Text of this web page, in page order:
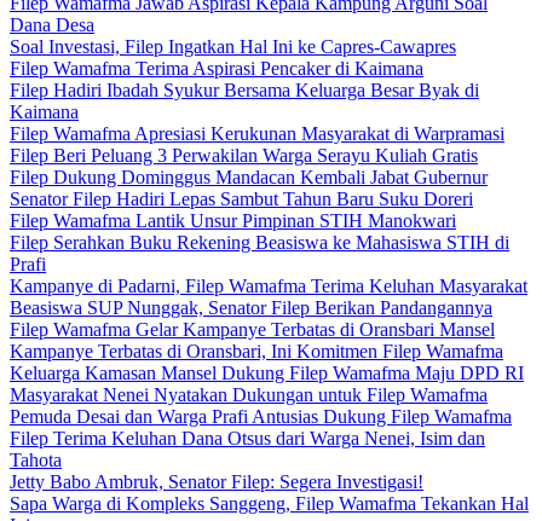
Dana Desa
Soal Investasi, Filep Ingatkan Hal Ini ke Capres-Cawapres
Filep Wamafma Terima Aspirasi Pencaker di Kaimana
Filep Hadiri Ibadah Syukur Bersama Keluarga Besar Byak di
Kaimana
Filep Wamafma Apresiasi Kerukunan Masyarakat di Warpramasi
Filep Beri Peluang 3 Perwakilan Warga Serayu Kuliah Gratis
Filep Dukung Dominggus Mandacan Kembali Jabat Gubernur
Senator Filep Hadiri Lepas Sambut Tahun Baru Suku Doreri
Filep Wamafma Lantik Unsur Pimpinan STIH Manokwari
Filep Serahkan Buku Rekening Beasiswa ke Mahasiswa STIH di
Prafi
Kampanye di Padarni, Filep Wamafma Terima Keluhan Masyarakat
Beasiswa SUP Nunggak, Senator Filep Berikan Pandangannya
Filep Wamafma Gelar Kampanye Terbatas di Oransbari Mansel
Kampanye Terbatas di Oransbari, Ini Komitmen Filep Wamafma
Keluarga Kamasan Mansel Dukung Filep Wamafma Maju DPD RI
Masyarakat Nenei Nyatakan Dukungan untuk Filep Wamafma
Pemuda Desai dan Warga Prafi Antusias Dukung Filep Wamafma
Filep Terima Keluhan Dana Otsus dari Warga Nenei, Isim dan
Tahota
Jetty Babo Ambruk, Senator Filep: Segera Investigasi!
Sapa Warga di Kompleks Sanggeng, Filep Wamafma Tekankan Hal